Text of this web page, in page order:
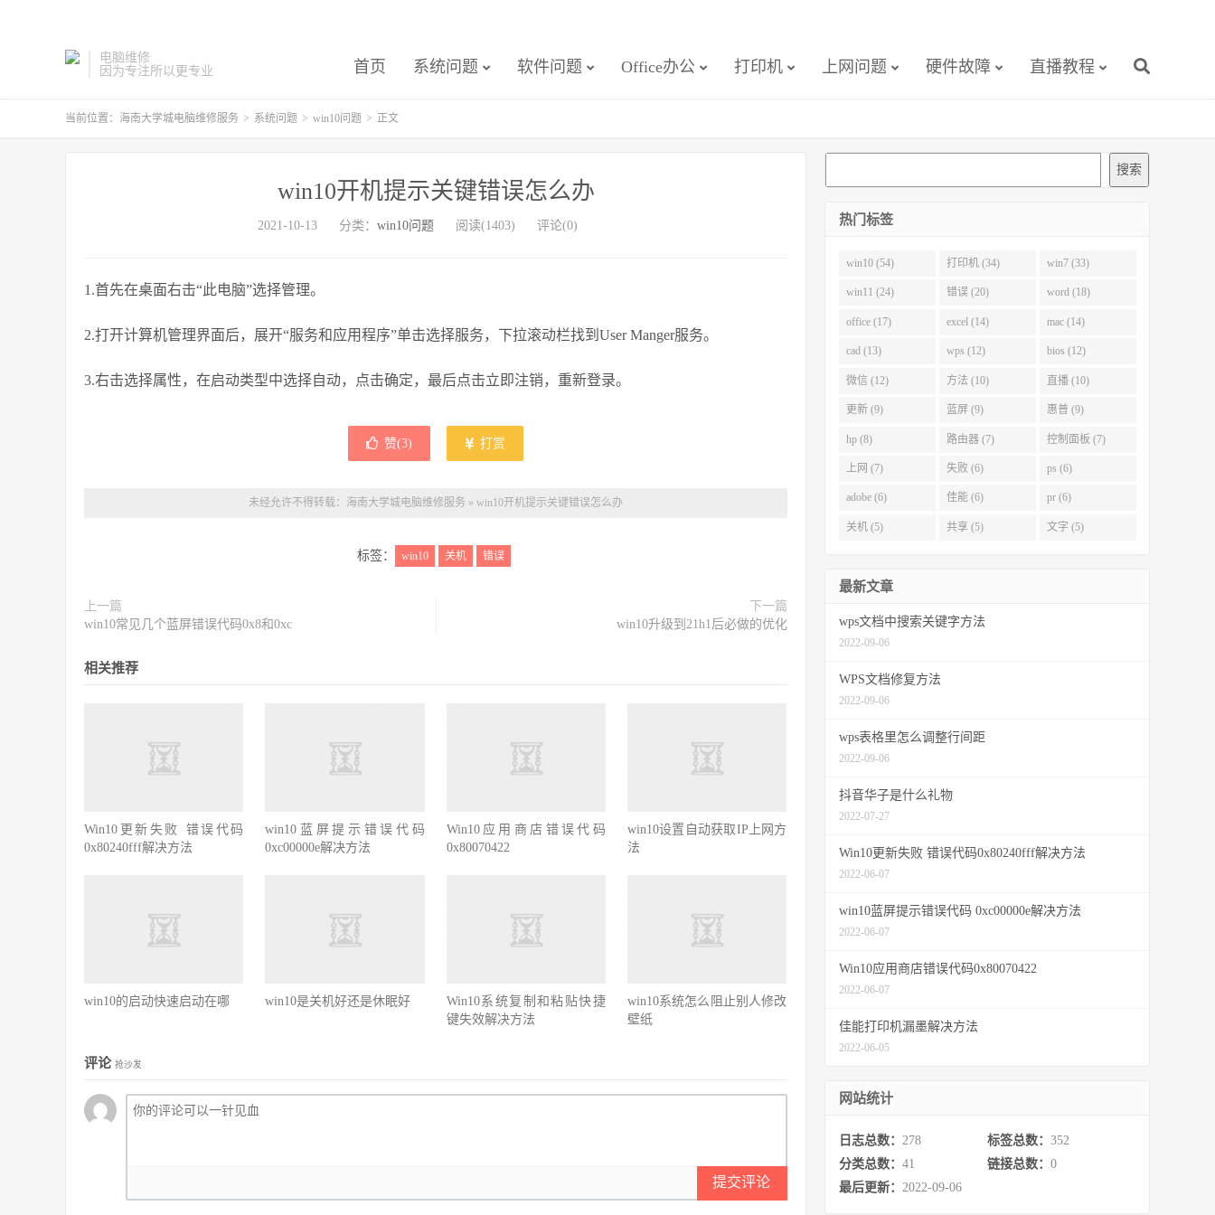
电脑维修
因为专注所以更专业
首页 系统问题 软件问题 Office办公 打印机 上网问题 硬件故障 直播教程
当前位置： 海南大学城电脑维修服务 > 系统问题 > win10问题 > 正文
win10开机提示关键错误怎么办
2021-10-13 分类： win10问题 阅读(1403) 评论(0)
1.首先在桌面右击“此电脑”选择管理。
2.打开计算机管理界面后，展开“服务和应用程序”单击选择服务，下拉滚动栏找到User Manger服务。
3.右击选择属性，在启动类型中选择自动，点击确定，最后点击立即注销，重新登录。
赞(3) 打赏
未经允许不得转载： 海南大学城电脑维修服务 » win10开机提示关键错误怎么办
标签： win10 关机 错误
上一篇
win10常见几个蓝屏错误代码0x8和0xc
下一篇
win10升级到21h1后必做的优化
相关推荐
Win10更新失败 错误代码
0x80240fff解决方法
win10蓝屏提示错误代码
0xc00000e解决方法
Win10应用商店错误代码
0x80070422
win10设置自动获取IP上网方
法
win10的启动快速启动在哪 win10是关机好还是休眠好
Win10系统复制和粘贴快捷
键失效解决方法
win10系统怎么阻止别人修改
壁纸
评论 抢沙发
提交评论
搜索
热门标签
win10 (54) 打印机 (34) win7 (33)
win11 (24) 错误 (20) word (18)
office (17) excel (14) mac (14)
cad (13) wps (12) bios (12)
微信 (12) 方法 (10) 直播 (10)
更新 (9) 蓝屏 (9) 惠普 (9)
hp (8) 路由器 (7) 控制面板 (7)
上网 (7) 失败 (6) ps (6)
adobe (6) 佳能 (6) pr (6)
关机 (5) 共享 (5) 文字 (5)
最新文章
wps文档中搜索关键字方法
2022-09-06
WPS文档修复方法
2022-09-06
wps表格里怎么调整行间距
2022-09-06
抖音华子是什么礼物
2022-07-27
Win10更新失败 错误代码0x80240fff解决方法
2022-06-07
win10蓝屏提示错误代码 0xc00000e解决方法
2022-06-07
Win10应用商店错误代码0x80070422
2022-06-07
佳能打印机漏墨解决方法
2022-06-05
网站统计
日志总数： 278 标签总数： 352
分类总数： 41 链接总数： 0
最后更新： 2022-09-06